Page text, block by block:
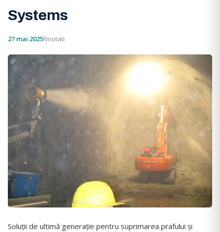
Systems
27 mai 2025Noutati
Soluții de ultimă generație pentru suprimarea prafului și